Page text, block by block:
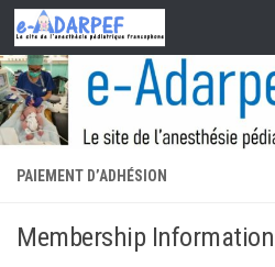
Skip to content
PAIEMENT D’ADHÉSION
Membership Information